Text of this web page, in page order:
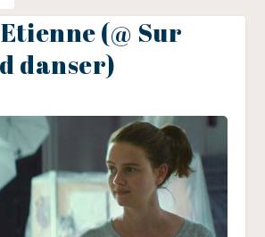
(@ Sur
danser)